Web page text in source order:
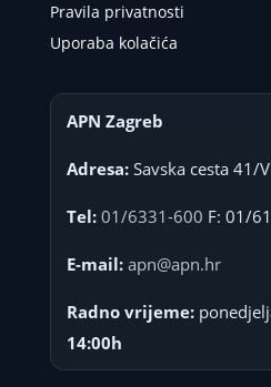
Pravila privatnosti
Uporaba kolačića
APN Zagreb
Adresa:Savska cesta 41/
Tel: 01/6331-600 F: 01/
E-mail: apn@apn.hr
Radno vrijeme:
14:00h